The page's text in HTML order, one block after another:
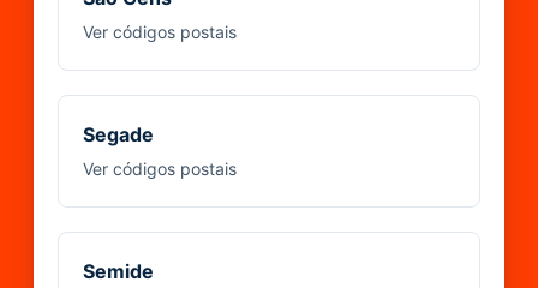
Ver códigos postais
Segade
Ver códigos postais
Semide